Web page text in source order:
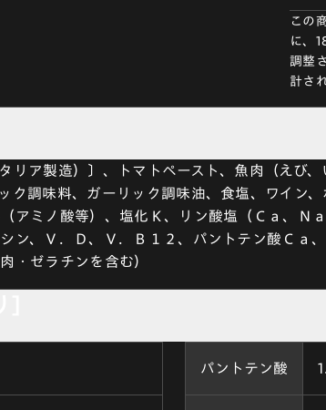
この
に、
調整
計さ
リア製造）〕、トマトペースト、魚肉（えび
ク調味料、ガーリック調味油、食塩、ワイン
アミノ酸等）、塩化Ｋ、リン酸塩（Ｃａ、Ｎ
ン、Ｖ．Ｄ、Ｖ．Ｂ１２、パントテン酸Ｃａ
・ゼラチンを含む）
パントテン酸